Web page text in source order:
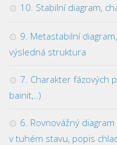
10. Stabilní diagram,
9. Metastabilní
výsledná struktura
7. Charakter fázových
bainit,..)
6. Rovnovážný
v tuhém stavu, popis